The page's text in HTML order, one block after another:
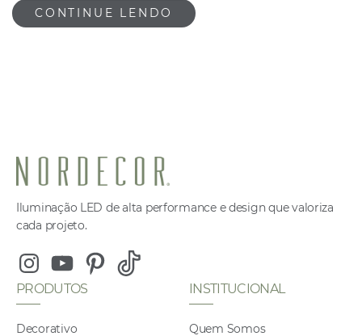
CONTINUE LENDO
Iluminação LED de alta performance e design que valoriza
cada projeto.
InstagramYoutubePinterest
Tiktok
PRODUTOS
Decorativo
INSTITUCIONAL
Quem Somos